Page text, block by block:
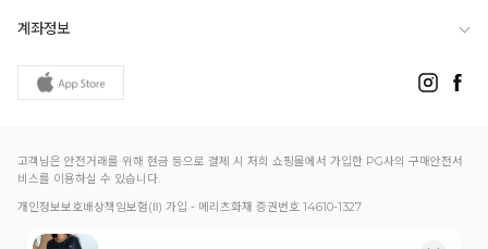
계좌정보
고객님은 안전거래를 위해 현금 등으로 결제 시 저희 쇼핑몰에서 가입한 PG사의 구매안전서
비스를 이용하실 수 있습니다.
개인정보보호배상책임보험(Ⅱ) 가입 - 메리츠화재 증권번호 14610-1327